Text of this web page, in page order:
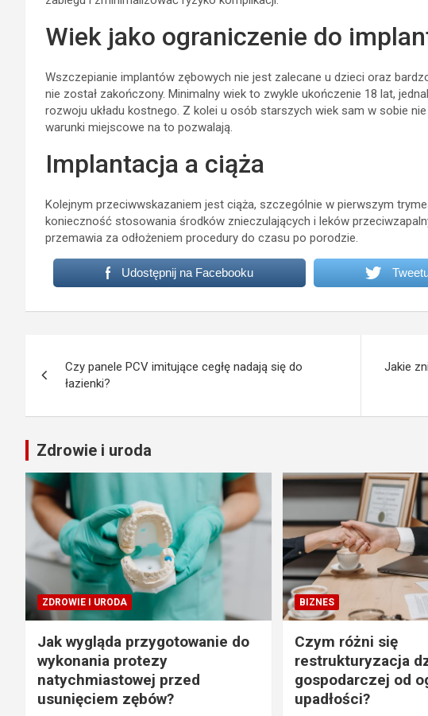
Wiek jako ograniczenie do
Wszczepianie implantów zębowych nie jest zalecane u dzieci oraz
nie został zakończony. Minimalny wiek to zwykle ukończenie 18 lat,
rozwoju układu kostnego. Z kolei u osób starszych wiek sam w sobie
warunki miejscowe na to pozwalają.
Implantacja a ciąża
Kolejnym przeciwwskazaniem jest ciąża, szczególnie w pierwszym
konieczność stosowania środków znieczulających i leków
przemawia za odłożeniem procedury do czasu po porodzie.
Udostępnij na Facebooku
wpisu
Czy panele PCV imitujące cegłę nadają się do
łazienki?
Jakie
Zdrowie i uroda
ZDROWIE I URODA
Jak wygląda przygotowanie do
wykonania protezy
natychmiastowej przed
usunięciem zębów?
BIZNES
Czym różni się
restrukturyzacja
gospodarczej od
upadłości?